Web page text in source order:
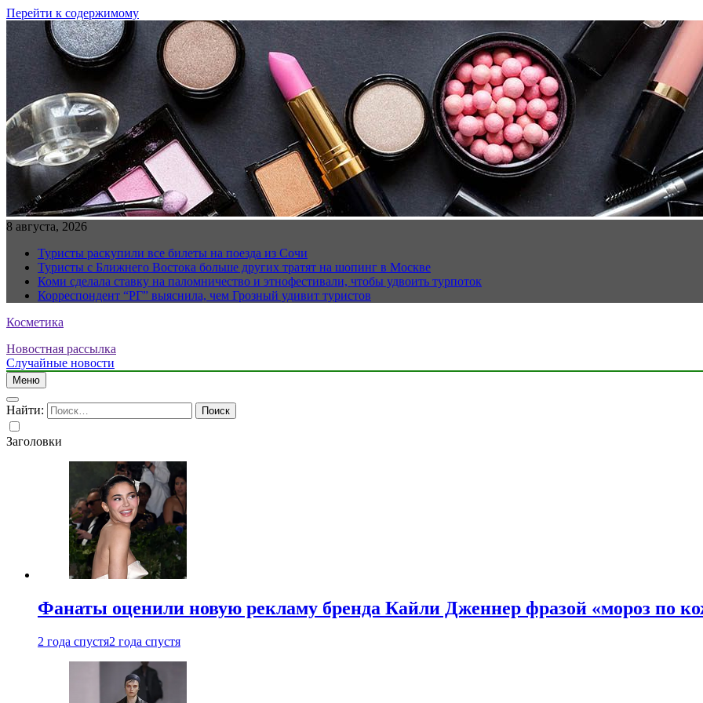
Перейти к содержимому
8 августа, 2026
Туристы раскупили все билеты на поезда из Сочи
Туристы с Ближнего Востока больше других тратят на шопинг в Москве
Коми сделала ставку на паломничество и этнофестивали, чтобы удвоить турпоток
Корреспондент “РГ” выяснила, чем Грозный удивит туристов
Косметика
Новостная рассылка
Случайные новости
Меню
Найти:
Заголовки
Фанаты оценили новую рекламу бренда Кайли Дженнер фразой «мороз по
2 года спустя2 года спустя